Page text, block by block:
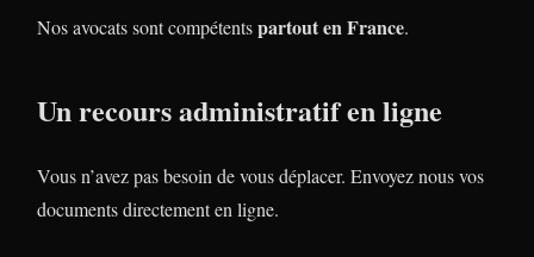
Nos avocats sont compétentspartout en France.
Un recours administratif en ligne
Vous n’avez pas besoin de vous déplacer. Envoyez nous vos
documents directement en ligne.